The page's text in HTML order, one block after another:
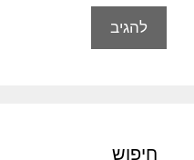
חיפוש